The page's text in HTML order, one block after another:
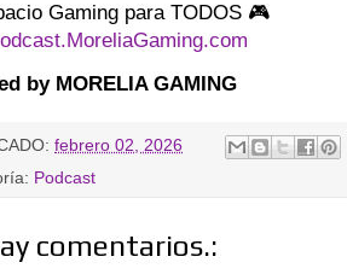
Gaming para TODOS 🎮
by MORELIA GAMING
febrero 02, 2026
Podcast
comentarios.: